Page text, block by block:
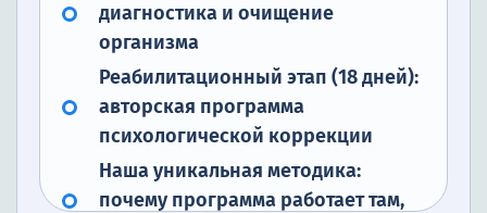
диагностика и очищение
организма
Реабилитационный этап (18 дней):
авторская программа
психологической коррекции
Наша уникальная методика:
почему программа работает там,